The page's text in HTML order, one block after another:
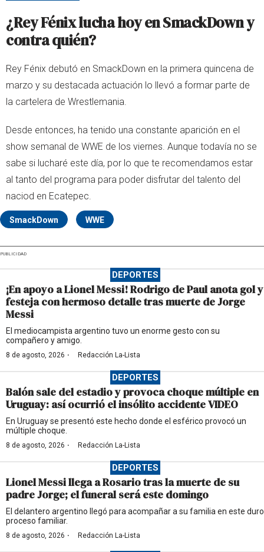
¿Rey Fénix lucha hoy en SmackDown y
contra quién?
Rey Fénix debutó en SmackDown en la primera quincena de
marzo y su destacada actuación lo llevó a formar parte de
la cartelera de Wrestlemania.
Desde entonces, ha tenido una constante aparición en el
show semanal de WWE de los viernes. Aunque todavía no se
sabe si lucharé este día, por lo que te recomendamos estar
al tanto del programa para poder disfrutar del talento del
naciod en Ecatepec.
SmackDown WWE
PUBLICIDAD
DEPORTES
¡En apoyo a Lionel Messi! Rodrigo de Paul anota gol y
festeja con hermoso detalle tras muerte de Jorge
Messi
El mediocampista argentino tuvo un enorme gesto con su
compañero y amigo.
8 de agosto, 2026 · Redacción La-Lista
DEPORTES
Balón sale del estadio y provoca choque múltiple en
Uruguay: así ocurrió el insólito accidente VIDEO
En Uruguay se presentó este hecho donde el esférico provocó un
múltiple choque.
8 de agosto, 2026 · Redacción La-Lista
DEPORTES
Lionel Messi llega a Rosario tras la muerte de su
padre Jorge; el funeral será este domingo
El delantero argentino llegó para acompañar a su familia en este duro
proceso familiar.
8 de agosto, 2026 · Redacción La-Lista